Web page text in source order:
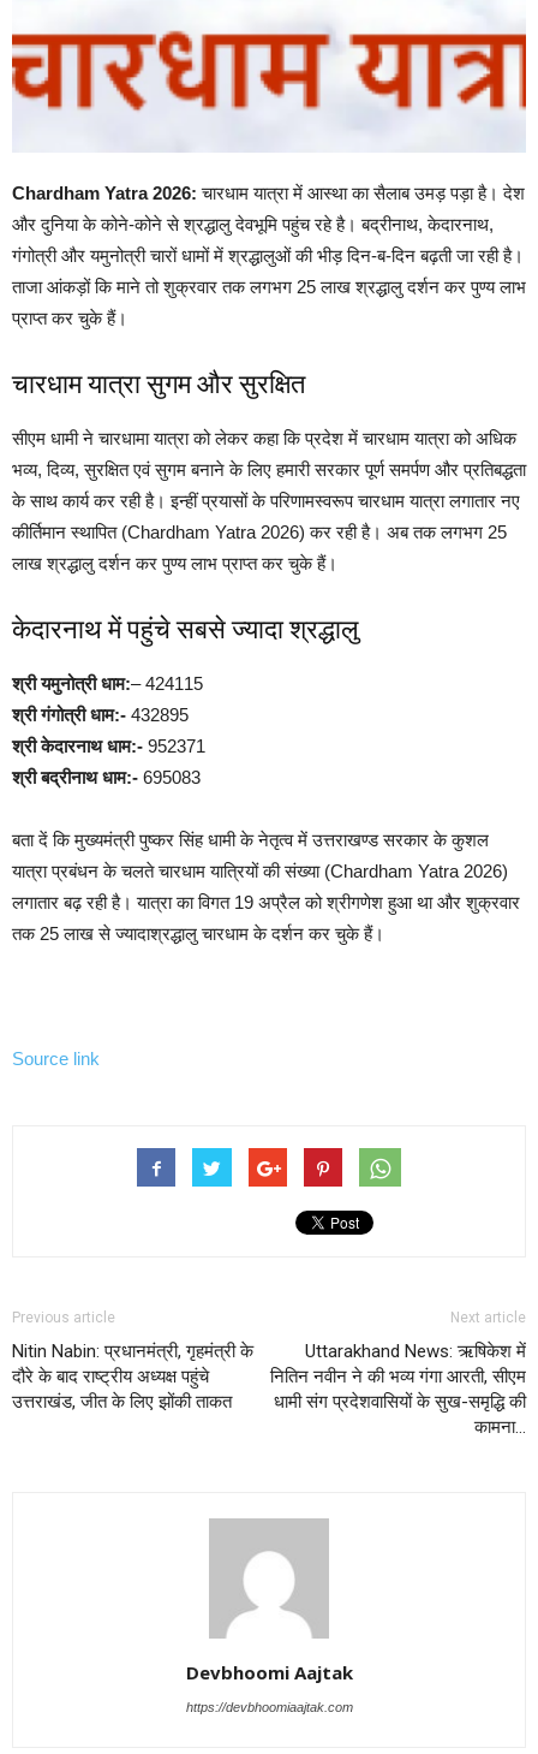
Chardham Yatra 2026:चारधाम यात्रा में आस्था का सैलाब उमड़ पड़ा है। देश
और दुनिया के कोने-कोने से श्रद्धालु देवभूमि पहुंच रहे है। बद्रीनाथ, केदारनाथ,
गंगोत्री और यमुनोत्री चारों धामों में श्रद्धालुओं की भीड़ दिन-ब-दिन बढ़ती जा रही है।
ताजा आंकड़ों कि माने तो शुक्रवार तक लगभग 25 लाख श्रद्धालु दर्शन कर पुण्य लाभ
प्राप्त कर चुके हैं।
चारधाम यात्रा सुगम और सुरक्षित
सीएम धामी ने चारधामा यात्रा को लेकर कहा कि प्रदेश में चारधाम यात्रा को अधिक
भव्य, दिव्य, सुरक्षित एवं सुगम बनाने के लिए हमारी सरकार पूर्ण समर्पण और प्रतिबद्धता
के साथ कार्य कर रही है। इन्हीं प्रयासों के परिणामस्वरूप चारधाम यात्रा लगातार नए
कीर्तिमान स्थापित (Chardham Yatra 2026) कर रही है। अब तक लगभग 25
लाख श्रद्धालु दर्शन कर पुण्य लाभ प्राप्त कर चुके हैं।
केदारनाथ में पहुंचे सबसे ज्यादा श्रद्धालु
श्री यमुनोत्री धाम:– 424115
श्री गंगोत्री धाम:- 432895
श्री केदारनाथ धाम:- 952371
श्री बद्रीनाथ धाम:- 695083
बता दें कि मुख्यमंत्री पुष्कर सिंह धामी के नेतृत्व में उत्तराखण्ड सरकार के कुशल
यात्रा प्रबंधन के चलते चारधाम यात्रियों की संख्या (Chardham Yatra 2026)
लगातार बढ़ रही है। यात्रा का विगत 19 अप्रैल को श्रीगणेश हुआ था और शुक्रवार
तक 25 लाख से ज्यादाश्रद्धालु चारधाम के दर्शन कर चुके हैं।
Source link
Previous article
Nitin Nabin: प्रधानमंत्री, गृहमंत्री के
दौरे के बाद राष्ट्रीय अध्यक्ष पहुंचे
उत्तराखंड, जीत के लिए झोंकी ताकत
Next article
Uttarakhand News: ऋषिकेश में
नितिन नवीन ने की भव्य गंगा आरती, सीएम
धामी संग प्रदेशवासियों के सुख-समृद्धि की
कामना…
Devbhoomi Aajtak
https://devbhoomiaajtak.com